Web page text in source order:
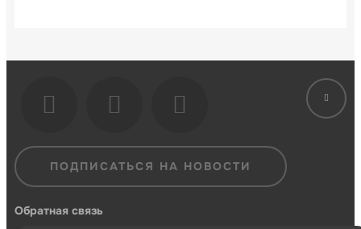
ПОДПИСАТЬСЯ НА НОВОСТИ
Обратная связь